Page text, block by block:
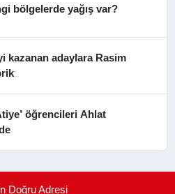
bölgelerde yağış var?
kazanan adaylara Rasim
öğrencileri Ahlat
Doğru Adresi